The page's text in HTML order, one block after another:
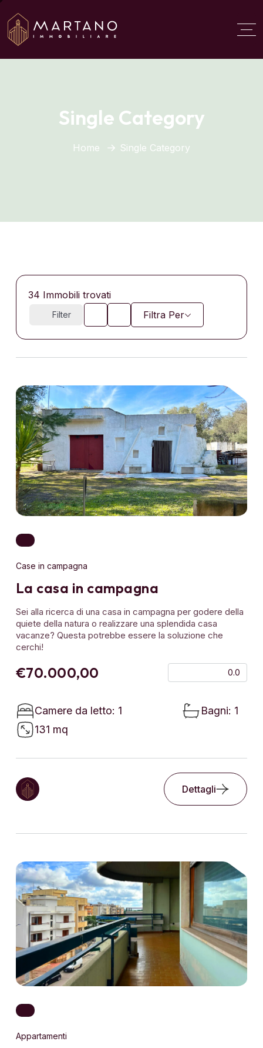
Aggiungi qui il testo del
titolo
Single Category
Home Single Category
34 Immobili trovati
Filter Filtra Per
Case in campagna
La casa in campagna
Sei alla ricerca di una casa in campagna per godere della
quiete della natura o realizzare una splendida casa
vacanze? Questa potrebbe essere la soluzione che
cerchi!
€70.000,00 0.0
Camere da letto: 1
Bagni: 1
131 mq
Dettagli
Appartamenti